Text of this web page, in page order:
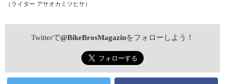
（ライター アサオカミツヒサ）
Twitterで@BikeBrosMagazinをフォローしよう！